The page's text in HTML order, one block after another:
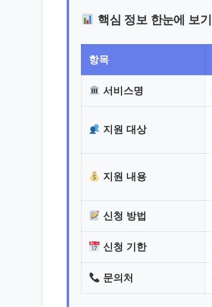
핵심 정보 한눈에 보기
항목
서비스명
지원 대상
지원 내용
신청 방법
신청 기한
문의처